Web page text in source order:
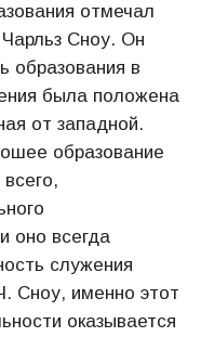
отмечал
Сноу. Он
образования в
была положена
от западной.
образование
оно всегда
служения
Сноу, именно этот
оказывается